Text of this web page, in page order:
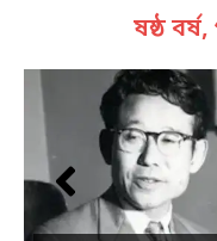
ষষ্ঠ